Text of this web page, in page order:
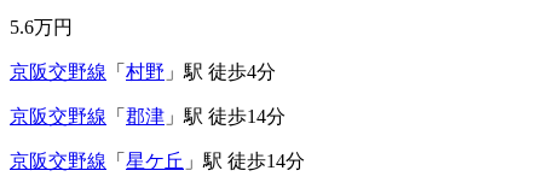
5.6万円
京阪交野線 「 村野 」駅 徒歩4分
京阪交野線 「 郡津 」駅 徒歩14分
京阪交野線 「 星ケ丘 」駅 徒歩14分